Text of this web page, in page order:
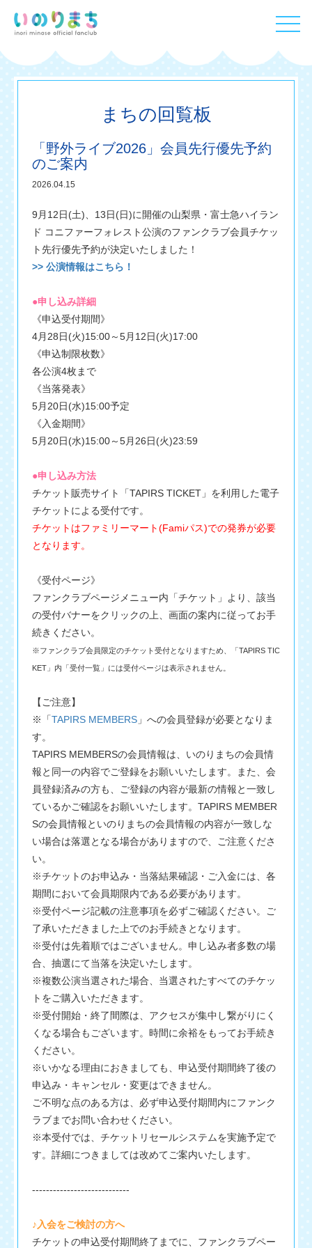
まちの回覧板
「野外ライブ2026」会員先行優先予約
のご案内
2026.04.15
9月12日(土)、13日(日)に開催の山梨県・富士急ハイラン
ド コニファーフォレスト公演のファンクラブ会員チケッ
ト先行優先予約が決定いたしました！
>> 公演情報はこちら！
●申し込み詳細
《申込受付期間》
4月28日(火)15:00～5月12日(火)17:00
《申込制限枚数》
各公演4枚まで
《当落発表》
5月20日(水)15:00予定
《入金期間》
5月20日(水)15:00～5月26日(火)23:59
●申し込み方法
チケット販売サイト「TAPIRS TICKET」を利用した電子
チケットによる受付です。
チケットはファミリーマート(Famiパス)での発券が必要
となります。
《受付ページ》
ファンクラブページメニュー内「チケット」より、該当
の受付バナーをクリックの上、画面の案内に従ってお手
続きください。
※ファンクラブ会員限定のチケット受付となりますため、「TAPIRS TIC
KET」内「受付一覧」には受付ページは表示されません。
【ご注意】
※「TAPIRS MEMBERS 」への会員登録が必要となりま
す。
TAPIRS MEMBERSの会員情報は、いのりまちの会員情
報と同一の内容でご登録をお願いいたします。また、会
員登録済みの方も、ご登録の内容が最新の情報と一致し
ているかご確認をお願いいたします。TAPIRS MEMBER
Sの会員情報といのりまちの会員情報の内容が一致しな
い場合は落選となる場合がありますので、ご注意くださ
い。
※チケットのお申込み・当落結果確認・ご入金には、各
期間において会員期限内である必要があります。
※受付ページ記載の注意事項を必ずご確認ください。ご
了承いただきました上でのお手続きとなります。
※受付は先着順ではございません。申し込み者多数の場
合、抽選にて当落を決定いたします。
※複数公演当選された場合、当選されたすべてのチケッ
トをご購入いただきます。
※受付開始・終了間際は、アクセスが集中し繋がりにく
くなる場合もございます。時間に余裕をもってお手続き
ください。
※いかなる理由におきましても、申込受付期間終了後の
申込み・キャンセル・変更はできません。
ご不明な点のある方は、必ず申込受付期間内にファンク
ラブまでお問い合わせください。
※本受付では、チケットリセールシステムを実施予定で
す。詳細につきましては改めてご案内いたします。
----------------------------
♪入会をご検討の方へ
チケットの申込受付期間終了までに、ファンクラブペー